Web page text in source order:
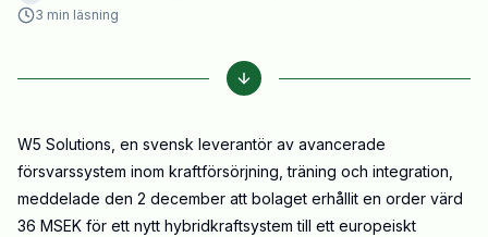
3 min läsning
W5 Solutions, en svensk leverantör av avancerade
försvarssystem inom kraftförsörjning, träning och integration,
meddelade den 2 december att bolaget erhållit en order värd
36 MSEK för ett nytt hybridkraftsystem till ett europeiskt